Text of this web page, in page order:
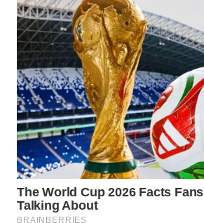
WN
MADURA
WN
SURABAYA
WN
NATUNA
WN
BINTAN
WN